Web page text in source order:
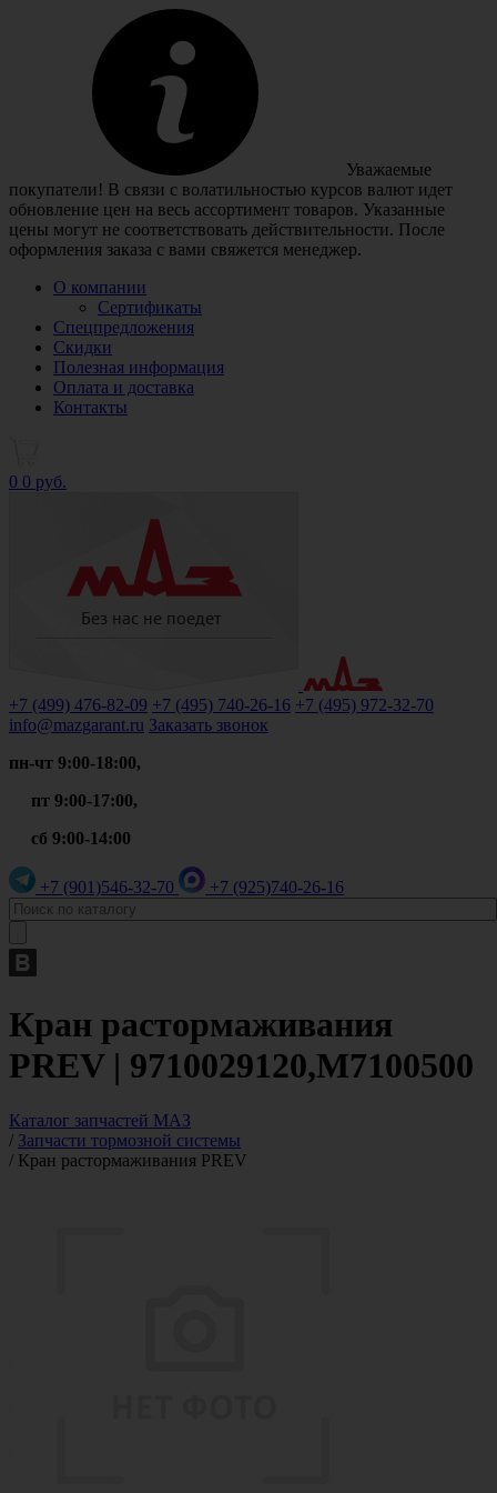
Уважаемые
покупатели! В связи с волатильностью курсов валют идет
обновление цен на весь ассортимент товаров. Указанные
цены могут не соответствовать действительности. После
оформления заказа с вами свяжется менеджер.
О компании
Сертификаты
Спецпредложения
Скидки
Полезная информация
Оплата и доставка
Контакты
0 0 руб.
+7 (499) 476-82-09 +7 (495) 740-26-16 +7 (495) 972-32-70
info@mazgarant.ru Заказать звонок
пн-чт 9:00-18:00,
пт 9:00-17:00,
сб 9:00-14:00
+7 (901)546-32-70 +7 (925)740-26-16
Кран растормаживания
PREV | 9710029120,M7100500
Каталог запчастей МАЗ
/ Запчасти тормозной системы
/ Кран растормаживания PREV